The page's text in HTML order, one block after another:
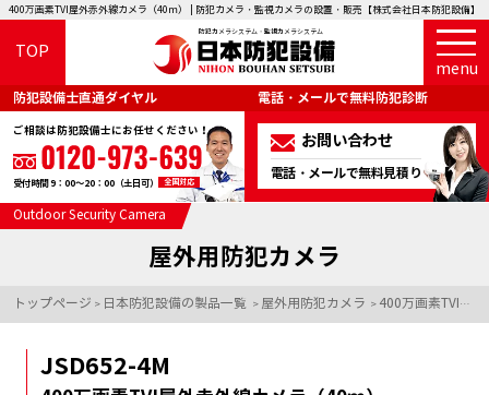
400万画素TVI屋外赤外線カメラ（40ｍ） | 防犯カメラ・監視カメラの設置・販売【株式会社日本防犯設備】
TOP
防犯カメラシステム・監視カメラシステム
防犯設備士直通ダイヤル
ご相談は防犯設備士にお任せください！
受付時間 9：00～20：00（土日可） 全国対応
電話・メールで無料防犯診断
お問い合わせ
電話・メールで無料見積り
menu
屋外用防犯カメラ
トップページ > 日本防犯設備の製品一覧 > 屋外用防犯カメラ > 400万画素TVI屋外赤外線カメラ（40ｍ）
Outdoor Security Camera
JSD652-4M